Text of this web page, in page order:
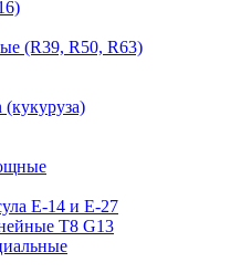
(R39, R50, R63)
Е-14 и Е-27
T8 G13